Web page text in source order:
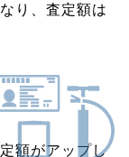
り、査定額は
額がアップし